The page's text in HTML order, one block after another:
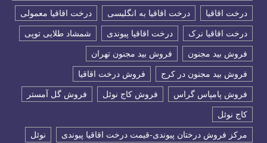
درخت اقاقیا درخت اقاقیا به انگلیسی درخت اقاقیا معمولی
درخت اقاقیا نرک درخت اقاقیا پیوندی شمشاد طلایی توپی
فروش بید مجنون فروش بید مجنون تهران
فروش بید مجنون در کرج فروش درخت اقاقیا
فروش پامپاس گراس فروش کاج نوئل فروش گل آمستر
كاج نوئل
مرکز فروش درختان پیوندی-قیمت درخت اقاقیا پیوندی نوئل